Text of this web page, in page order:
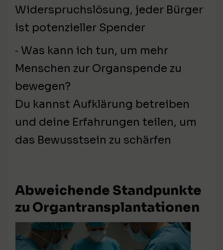
Widerspruchslösung, jeder Bürger
ist potenzieller Spender
⁃ Was kann ich tun, um mehr
Menschen zur Organspende zu
bewegen?
Du kannst Aufklärung betreiben
und deine Erfahrungen teilen, um
das Bewusstsein zu schärfen
Abweichende Standpunkte
zu Organtransplantationen